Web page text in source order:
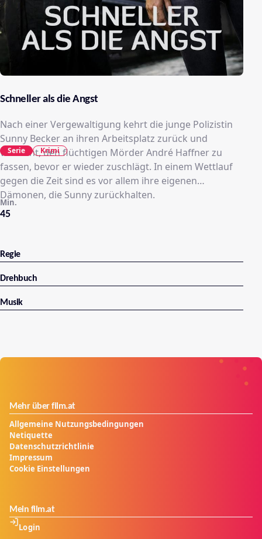
Schneller als die Angst
Nach einer Vergewaltigung kehrt die junge Polizistin
Sunny Becker an ihren Arbeitsplatz zurück und
versucht, den flüchtigen Mörder André Haffner zu
fassen, bevor er wieder zuschlägt. In einem Wettlauf
gegen die Zeit sind es vor allem ihre eigenen
Dämonen, die Sunny zurückhalten.
45
Min.
Serie Krimi
Regie
Drehbuch
Musik
Mehr über film.at
Allgemeine Nutzungsbedingungen
Netiquette
Datenschutzrichtlinie
Impressum
Cookie Einstellungen
Mein film.at
Login